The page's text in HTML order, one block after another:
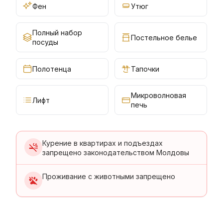
Фен Утюг
Полный набор
посуды
Постельное белье
Полотенца Тапочки
Лифт
Микроволновая
печь
Курение в квартирах и подъездах
запрещено законодательством Молдовы
Проживание с животными запрещено